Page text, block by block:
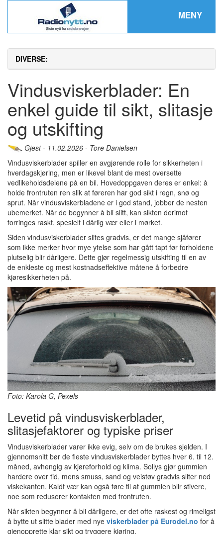
MENY
DIVERSE:
Vindusviskerblader: En
enkel guide til sikt, slitasje
og utskifting
Gjest - 11.02.2026 - Tore Danielsen
Vindusviskerblader spiller en avgjørende rolle for sikkerheten i
hverdagskjøring, men er likevel blant de mest oversette
vedlikeholdsdelene på en bil. Hovedoppgaven deres er enkel: å
holde frontruten ren slik at føreren har god sikt i regn, snø og
sprut. Når vindusviskerbladene er i god stand, jobber de nesten
ubemerket. Når de begynner å bli slitt, kan sikten derimot
forringes raskt, spesielt i dårlig vær eller i mørket.
Siden vindusviskerblader slites gradvis, er det mange sjåfører
som ikke merker hvor mye ytelse som har gått tapt før forholdene
plutselig blir dårligere. Dette gjør regelmessig utskifting til en av
de enkleste og mest kostnadseffektive måtene å forbedre
kjøresikkerheten på.
Foto: Karola G, Pexels
Levetid på vindusviskerblader,
slitasjefaktorer og typiske priser
Vindusviskerblader varer ikke evig, selv om de brukes sjelden. I
gjennomsnitt bør de fleste vindusviskerblader byttes hver 6. til 12.
måned, avhengig av kjøreforhold og klima. Sollys gjør gummien
hardere over tid, mens smuss, sand og veistøv gradvis sliter ned
viskekanten. Kaldt vær kan også føre til at gummien blir stivere,
noe som reduserer kontakten med frontruten.
Når sikten begynner å bli dårligere, er det ofte raskest og rimeligst
å bytte ut slitte blader med nye viskerblader på Eurodel.no for å
gjenopprette klar sikt og tryggere kjøring.